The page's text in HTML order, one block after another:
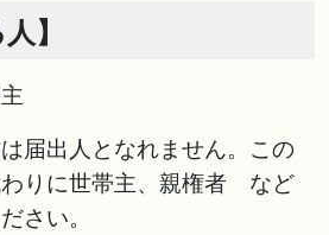
】
届出人となれません。この
りに世帯主、親権者 など
さい。